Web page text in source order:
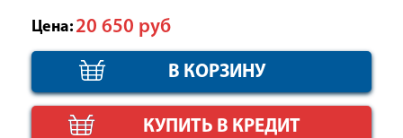
Цена: 20 650 руб
КУПИТЬ В КРЕДИТ